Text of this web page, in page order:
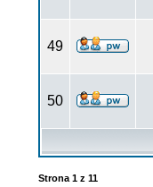
49
50
Strona 1z 11